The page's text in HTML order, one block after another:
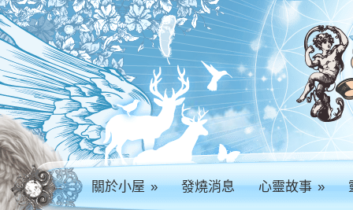
關於小屋» 發燒消息 心靈故事»